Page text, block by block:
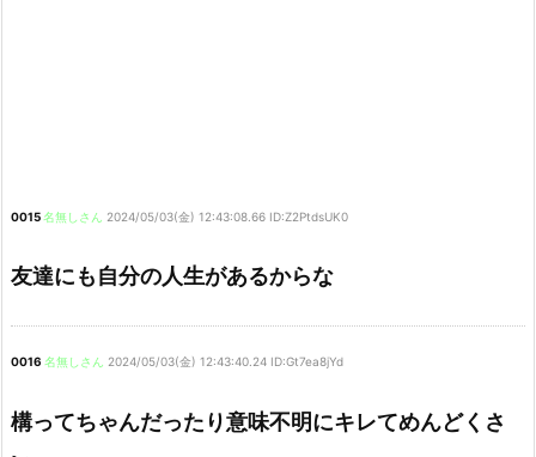
0015名無しさん 2024/05/03(金) 12:43:08.66 ID:Z2PtdsUK0
友達にも自分の人生があるからな
0016 名無しさん 2024/05/03(金) 12:43:40.24 ID:Gt7ea8jYd
構ってちゃんだったり意味不明にキレてめんどくさ